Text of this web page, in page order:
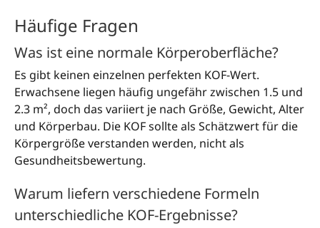
Häufige Fragen
Was ist eine normale Körperoberfläche?
Es gibt keinen einzelnen perfekten KOF-Wert.
Erwachsene liegen häufig ungefähr zwischen 1.5 und
2.3 m², doch das variiert je nach Größe, Gewicht, Alter
und Körperbau. Die KOF sollte als Schätzwert für die
Körpergröße verstanden werden, nicht als
Gesundheitsbewertung.
Warum liefern verschiedene Formeln
unterschiedliche KOF-Ergebnisse?